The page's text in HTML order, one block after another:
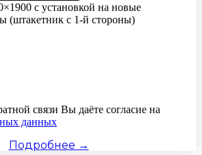
с установкой на новые
(штакетник с 1-й стороны)
связи Вы даёте согласие на
данных
Подробнее →